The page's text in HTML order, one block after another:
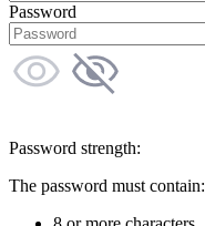
Password
Password strength:
The password must contain: